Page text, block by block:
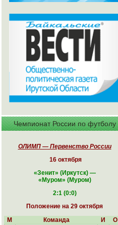
Чемпионат России по футболу
ОЛИМП — Первенство России
16 октября
«Зенит» (Иркутск) —
«Муром» (Муром)
2:1 (0:0)
Положение на 29 октября
М
Команда И
О